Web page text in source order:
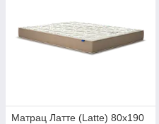
Матрац Латте (Latte) 80х190